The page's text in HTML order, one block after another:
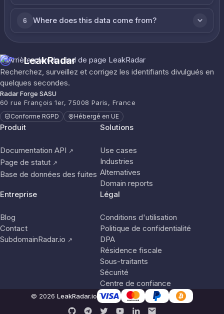
6 Where does this data come from?
LeakRadar
Recherchez, surveillez et corrigez les identifiants divulgués en
quelques secondes.
Radar Forge SASU
60 rue François 1er, 75008 Paris, France
Conforme RGPD Hébergé en UE
Produit
Documentation API ↗
Page de statut ↗
Base de données des fuites
Solutions
Use cases
Industries
Alternatives
Domain reports
Entreprise
Blog
Contact
SubdomainRadar.io ↗
Légal
Conditions d'utilisation
Politique de confidentialité
DPA
Résidence fiscale
Sous-traitants
Sécurité
Centre de confiance
© 2026 LeakRadar.io